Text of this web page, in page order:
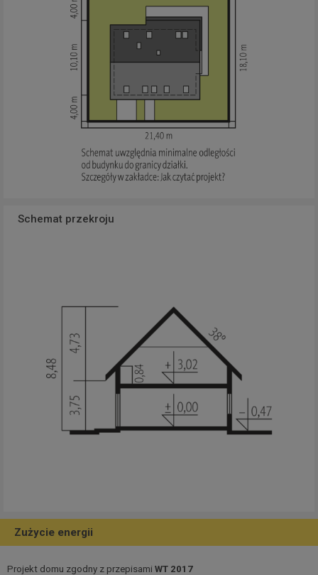
Schemat przekroju
Zużycie energii
Projekt domu zgodny z przepisami WT 2017